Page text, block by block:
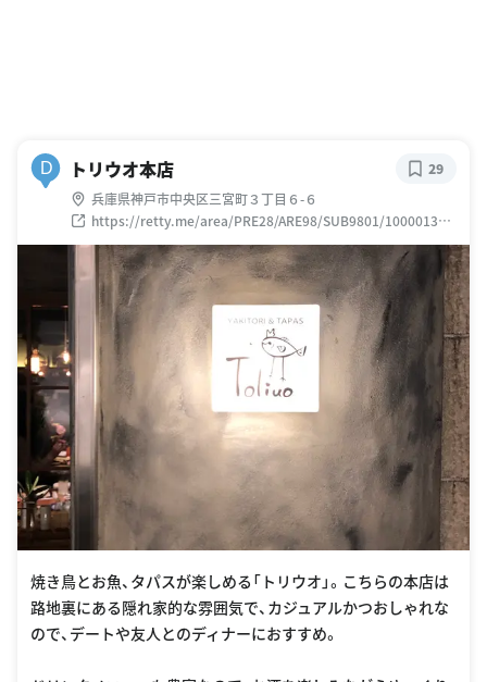
D トリウオ本店
兵庫県神戸市中央区三宮町３丁目６-６
https://retty.me/area/PRE28/ARE98/SUB9801/100001305
337/
29
焼き鳥とお魚、タパスが楽しめる「トリウオ」。こちらの本店は
路地裏にある隠れ家的な雰囲気で、カジュアルかつおしゃれな
ので、デートや友人とのディナーにおすすめ。